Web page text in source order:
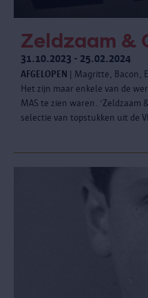
Zeldzaam &
31.10.2023 - 25.02.2024
AFGELOPEN
| Magritte, Bacon,
Het zijn maar enkele van de
MAS te zien waren. ‘Zeldzaam
selectie van topstukken uit de